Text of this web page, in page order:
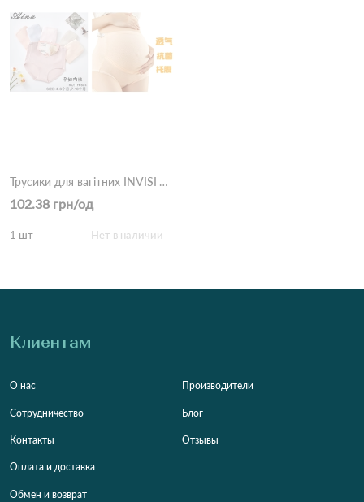
Трусики для вагітних INVISI YF6604 13C Різні кольори
102.38 грн/од
1 шт Нет в наличии
Клиентам
О нас
Сотрудничество
Контакты
Оплата и доставка
Обмен и возврат
Производители
Блог
Отзывы